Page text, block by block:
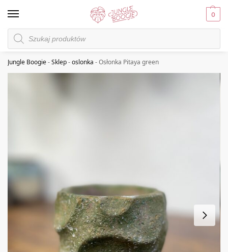
0
Jungle Boogie-Sklep-oslonka -Osłonka Pitaya green